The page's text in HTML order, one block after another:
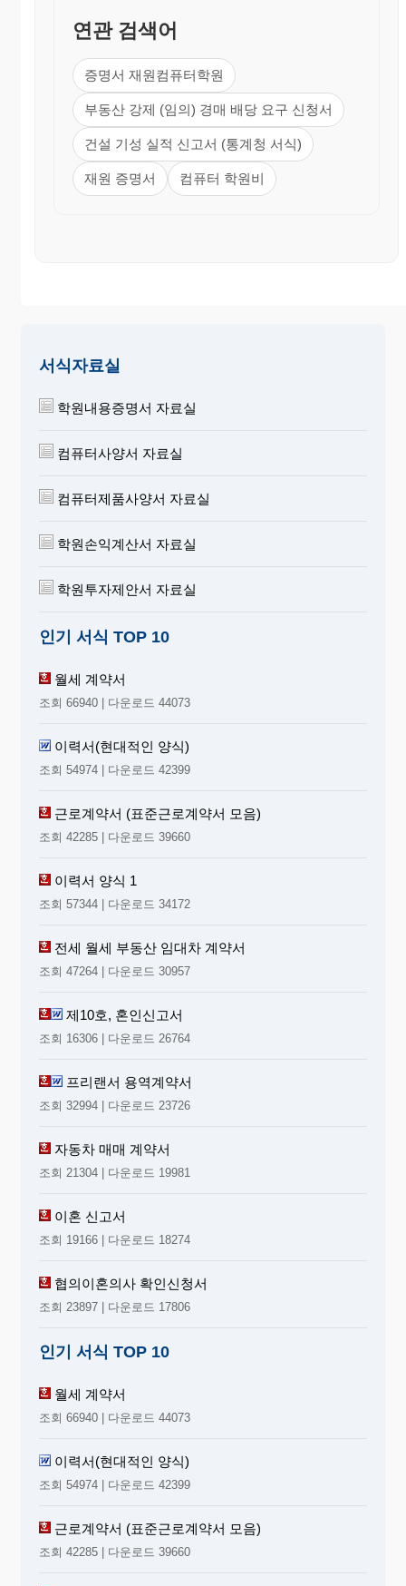
연관 검색어
증명서 재원컴퓨터학원
부동산 강제 (임의) 경매 배당 요구 신청서
건설 기성 실적 신고서 (통계청 서식)
재원 증명서 컴퓨터 학원비
서식자료실
학원내용증명서 자료실
컴퓨터사양서 자료실
컴퓨터제품사양서 자료실
학원손익계산서 자료실
학원투자제안서 자료실
인기 서식 TOP 10
월세 계약서
조회 66940 | 다운로드 44073
이력서(현대적인 양식)
조회 54974 | 다운로드 42399
근로계약서 (표준근로계약서 모음)
조회 42285 | 다운로드 39660
이력서 양식 1
조회 57344 | 다운로드 34172
전세 월세 부동산 임대차 계약서
조회 47264 | 다운로드 30957
제10호, 혼인신고서
조회 16306 | 다운로드 26764
프리랜서 용역계약서
조회 32994 | 다운로드 23726
자동차 매매 계약서
조회 21304 | 다운로드 19981
이혼 신고서
조회 19166 | 다운로드 18274
협의이혼의사 확인신청서
조회 23897 | 다운로드 17806
인기 서식 TOP 10
월세 계약서
조회 66940 | 다운로드 44073
이력서(현대적인 양식)
조회 54974 | 다운로드 42399
근로계약서 (표준근로계약서 모음)
조회 42285 | 다운로드 39660